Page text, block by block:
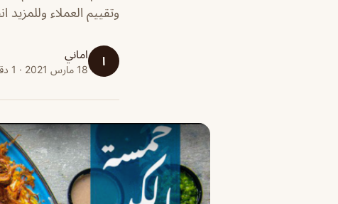
وتقييم العملاء وللمزيد
ا اماني
18 مارس 2021 · 1 دقائق قراءة